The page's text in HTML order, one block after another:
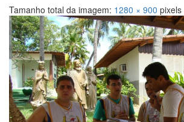
Tamanho total da imagem: 1280 × 900 pixels